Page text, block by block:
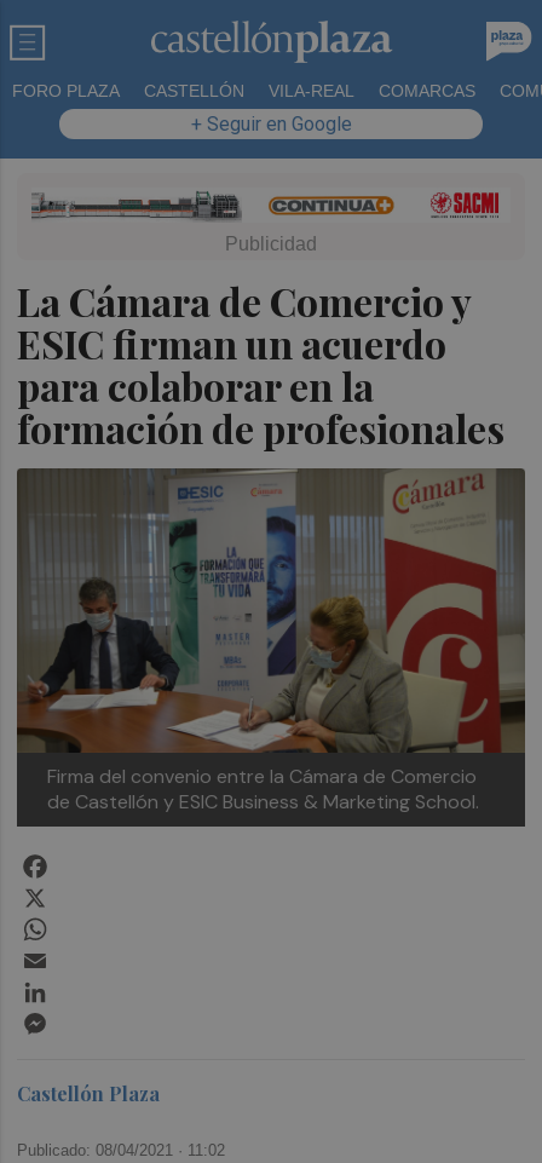
FORO PLAZA CASTELLÓN VILA-REAL COMARCAS
+ Seguir en Google
La Cámara de Comercio y
ESIC firman un acuerdo
para colaborar en la
formación de profesionales
Firma del convenio entre la Cámara de Comercio
de Castellón y ESIC Business & Marketing School.
Castellón Plaza
Publicado: 08/04/2021 · 11:02